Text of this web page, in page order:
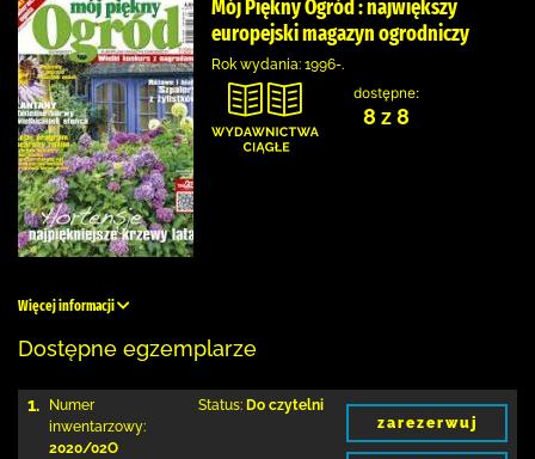
Mój Piękny Ogród : największy
europejski magazyn ogrodniczy
Rok wydania: 1996-.
dostępne:
8 z 8
Więcej informacji
Dostępne egzemplarze
1.
Numer
inwentarzowy:
2020/02O
Status: Do czytelni
zarezerwuj